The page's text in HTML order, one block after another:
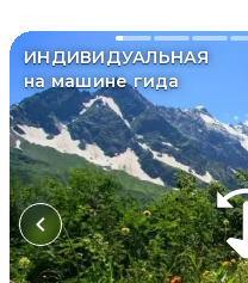
ИНДИВИДУАЛЬНАЯ
на машине гида